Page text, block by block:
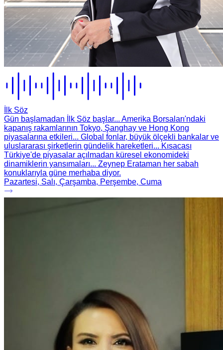
İlk Söz
Gün başlamadan İlk Söz başlar... Amerika Borsaları'ndaki
kapanış rakamlarının Tokyo, Şanghay ve Hong Kong
piyasalarına etkileri... Global fonlar, büyük ölçekli bankalar ve
uluslararası şirketlerin gündelik hareketleri... Kısacası
Türkiye'de piyasalar açılmadan küresel ekonomideki
dinamiklerin yansımaları... Zeynep Erataman her sabah
konuklarıyla güne merhaba diyor.
Pazartesi, Salı, Çarşamba, Perşembe, Cuma